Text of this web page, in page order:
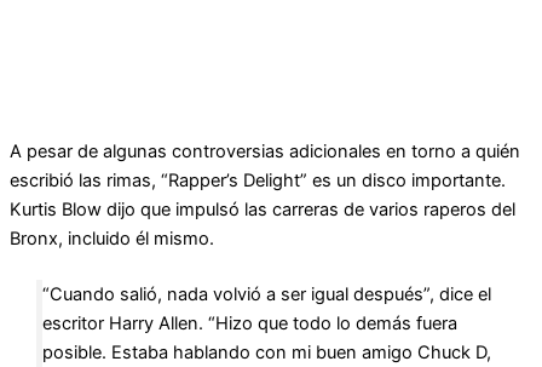
A pesar de algunas controversias adicionales en torno a quién
escribió las rimas, “Rapper’s Delight” es un disco importante.
Kurtis Blow dijo que impulsó las carreras de varios raperos del
Bronx, incluido él mismo.
“Cuando salió, nada volvió a ser igual después”, dice el
escritor Harry Allen. “Hizo que todo lo demás fuera
posible. Estaba hablando con mi buen amigo Chuck D,